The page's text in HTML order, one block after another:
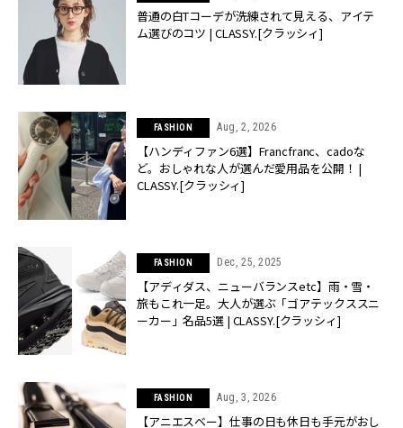
普通の白Tコーデが洗練されて見える、アイテ
ム選びのコツ | CLASSY.[クラッシィ]
FASHION Aug, 2, 2026
【ハンディファン6選】Francfranc、cadoな
ど。おしゃれな人が選んだ愛用品を公開！ |
CLASSY.[クラッシィ]
FASHION Dec, 25, 2025
【アディダス、ニューバランスetc】雨・雪・
旅もこれ一足。大人が選ぶ「ゴアテックススニ
ーカー」名品5選 | CLASSY.[クラッシィ]
FASHION Aug, 3, 2026
【アニエスベー】仕事の日も休日も手元がおし